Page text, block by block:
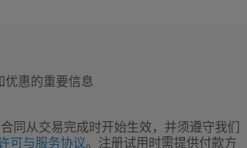
优惠的重要信息
同从交易完成时开始生效，并须遵守我们
可与服务协议。注册试用时需提供付款方